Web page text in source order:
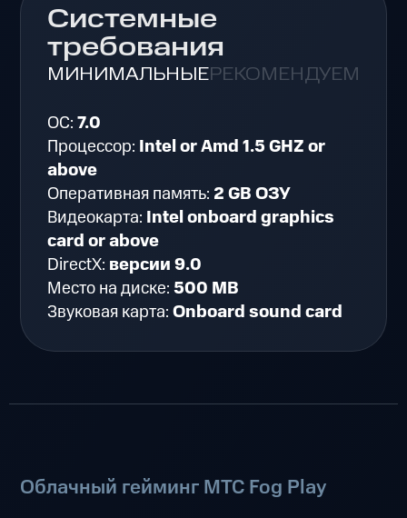
Системные
требования
МИНИМАЛЬНЫЕРЕКОМЕНДУЕМЫЕ
ОС:7.0
Процессор: Intel or Amd 1.5 GHZ or
above
Оперативная память: 2 GB ОЗУ
Видеокарта: Intel onboard graphics
card or above
DirectX: версии 9.0
Место на диске:500 MB
Звуковая карта:Onboard sound card
Облачный гейминг МТС Fog Play